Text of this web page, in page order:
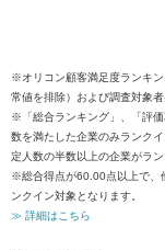
※オリコン顧客満足度ランキ
常値を排除）および調査対象
※「総合ランキング」、「評
数を満たした企業のみランク
定人数の半数以上の企業がラン
※総合得点が60.00点以上で、
ンクイン対象となります。
≫ 詳細はこちら